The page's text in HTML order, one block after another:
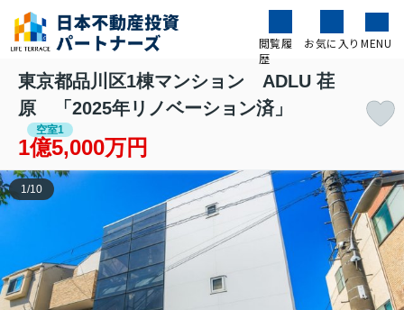
閲覧履
歴
お気に入り MENU
東京都品川区1棟マンション ADLU 荏
原 「2025年リノベーション済」
空室1
1億5,000万円
1 /10